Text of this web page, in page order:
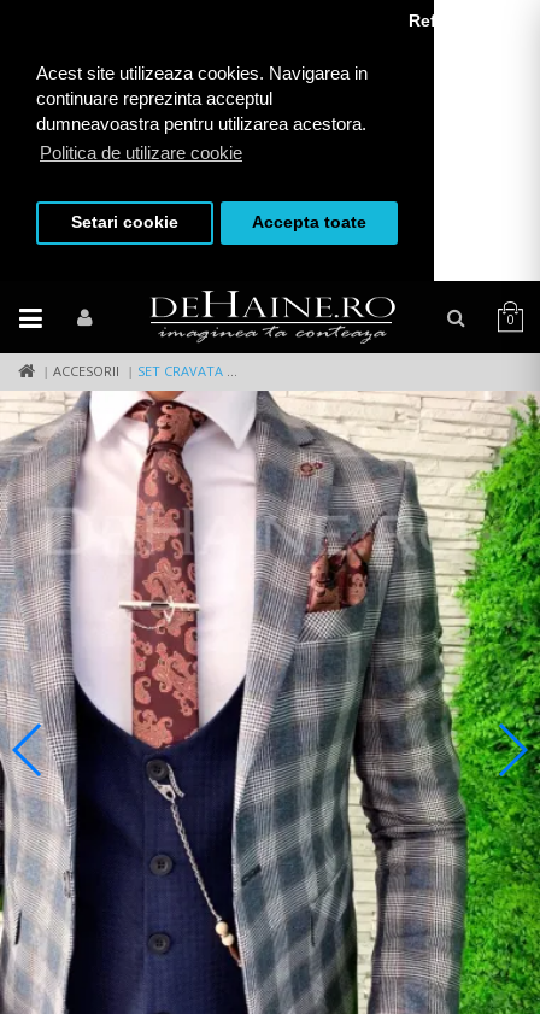
Acest site utilizeaza cookies. Navigarea in
continuare reprezinta acceptul
dumneavoastra pentru utilizarea acestora.
Politica de utilizare cookie
Refuza toate
Setari cookie Accepta toate
0
ACCESORII SET CRAVATA + BATISTA A4870